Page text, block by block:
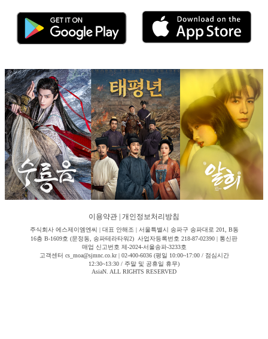
이용약관 개인정보처리방침
주식회사 에스제이엠엔씨 | 대표 안해조 | 서울특별시 송파구 송파대로 201, B동
16층 B-1609호 (문정동, 송파테라타워2) 사업자등록번호 218-87-02390 | 통신판
매업 신고번호 제-2024-서울송파-3233호
고객센터 cs_moa@sjmnc.co.kr | 02-400-6036 (평일 10:00~17:00 / 점심시간
12:30~13:30 / 주말 및 공휴일 휴무)
AsiaN. ALL RIGHTS RESERVED